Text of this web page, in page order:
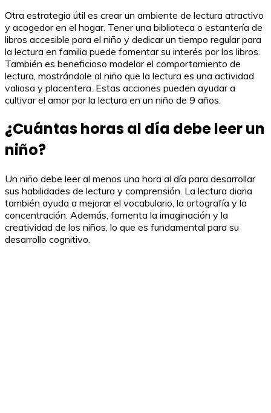
Otra estrategia útil es crear un ambiente de lectura atractivo
y acogedor en el hogar. Tener una biblioteca o estantería de
libros accesible para el niño y dedicar un tiempo regular para
la lectura en familia puede fomentar su interés por los libros.
También es beneficioso modelar el comportamiento de
lectura, mostrándole al niño que la lectura es una actividad
valiosa y placentera. Estas acciones pueden ayudar a
cultivar el amor por la lectura en un niño de 9 años.
¿Cuántas horas al día debe leer un
niño?
Un niño debe leer al menos una hora al día para desarrollar
sus habilidades de lectura y comprensión. La lectura diaria
también ayuda a mejorar el vocabulario, la ortografía y la
concentración. Además, fomenta la imaginación y la
creatividad de los niños, lo que es fundamental para su
desarrollo cognitivo.